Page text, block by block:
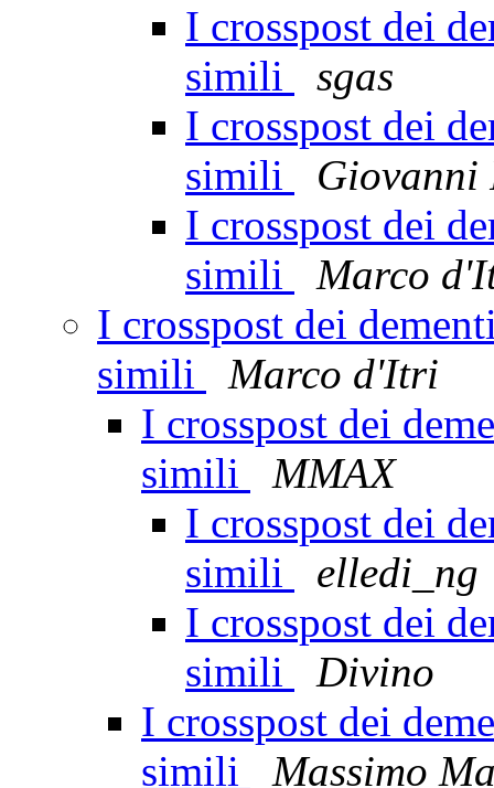
I crosspost dei
simili
sgas
I crosspost dei
simili
Giovanni
I crosspost dei
simili
Marco
I crosspost dei
simili
Marco d'Itri
I crosspost dei
simili
MMAX
I crosspost dei
simili
elledi_ng
I crosspost dei
simili
Divino
I crosspost dei
simili
Massimo